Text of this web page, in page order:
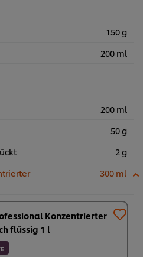
150 g
200 ml
200 ml
50 g
2 g
300 ml
Konzentrierter
flüssig 1 l